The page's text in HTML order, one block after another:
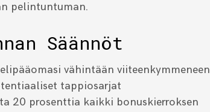
pelintuntuman.
Säännöt
vähintään viiteenkymmeneen
tappiosarjat
20 prosenttia kaikki bonuskierroksen